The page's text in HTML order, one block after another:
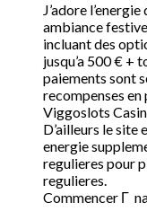
J’adore
ambiance
incluant des
jusqu’a 500 € +
paiements sont
recompenses en
Viggoslots
D’ailleurs le site
energie
regulieres pour
regulieres.
Commencer Г